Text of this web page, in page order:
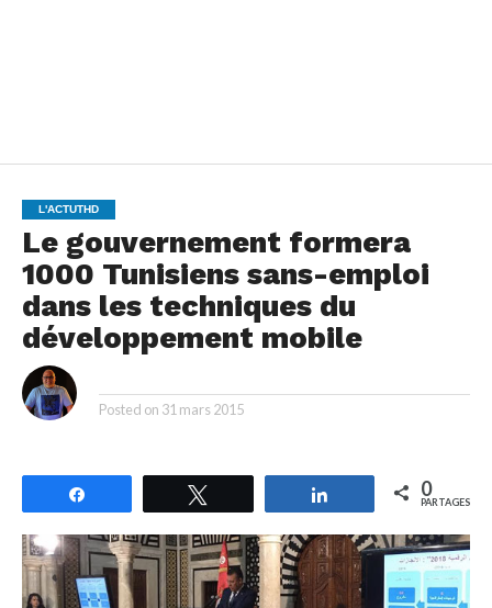
L'ACTUTHD
Le gouvernement formera
1000 Tunisiens sans-emploi
dans les techniques du
développement mobile
Posted on 31 mars 2015
Partagez 0
PARTAGES